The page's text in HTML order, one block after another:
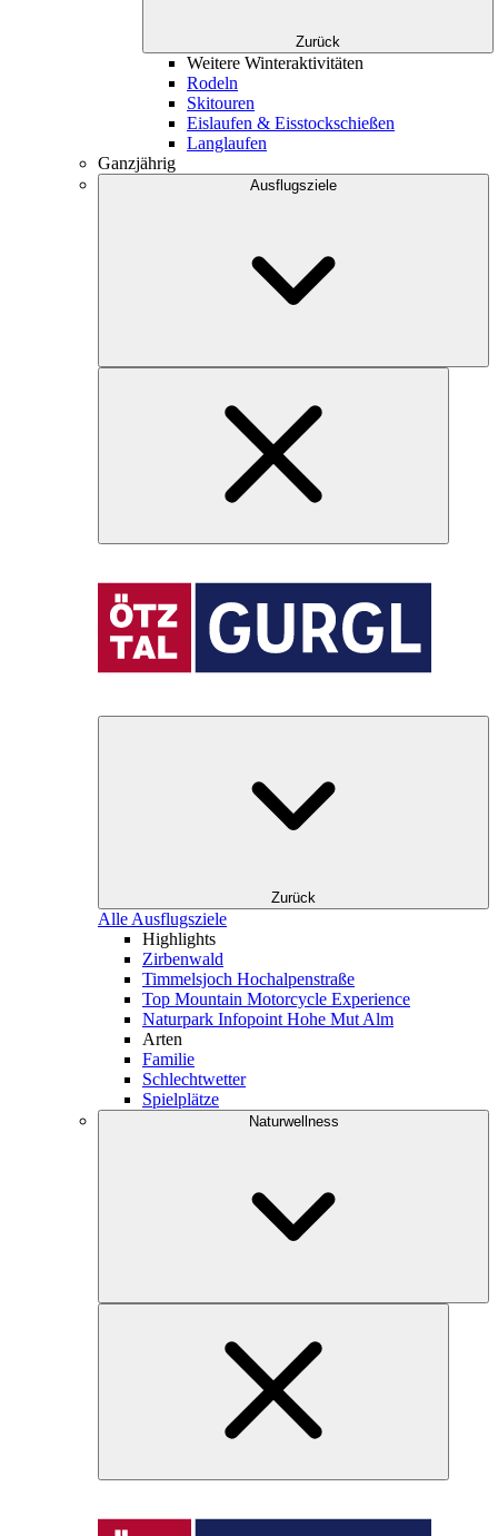
Zurück
Weitere Winteraktivitäten
Rodeln
Skitouren
Eislaufen & Eisstockschießen
Langlaufen
Ganzjährig
Ausflugsziele
Zurück
Alle Ausflugsziele
Highlights
Zirbenwald
Timmelsjoch Hochalpenstraße
Top Mountain Motorcycle Experience
Naturpark Infopoint Hohe Mut Alm
Arten
Familie
Schlechtwetter
Spielplätze
Naturwellness